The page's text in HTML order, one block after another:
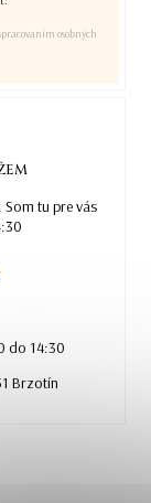
osobných
tu pre vás
do 14:30
Brzotín